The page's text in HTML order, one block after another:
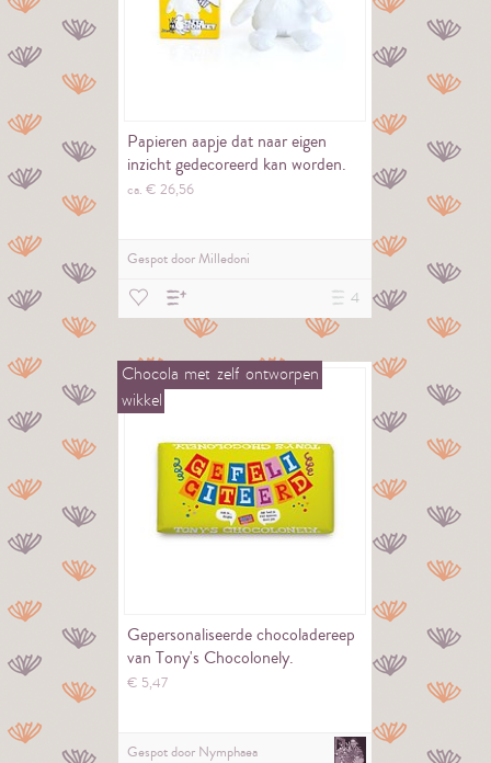
Papieren aapje dat naar eigen
inzicht gedecoreerd kan worden.
ca. €26,56
Gespot doorMilledoni
4
Chocola met zelf ontworpen
wikkel
Gepersonaliseerde chocoladereep
van Tony's Chocolonely.
€ 5,47
Gespot door Nymphaea